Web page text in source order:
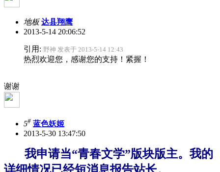
地板 达县翔鹰
2013-5-14 20:06:52
引用: 野神 发表于 2013-5-14 12:43
热烈欢迎您，感谢您的支持！紧握！
谢谢
5# 蓝色妖姬
2013-5-30 13:47:50
我申请当“青春文学”版块版主。我的